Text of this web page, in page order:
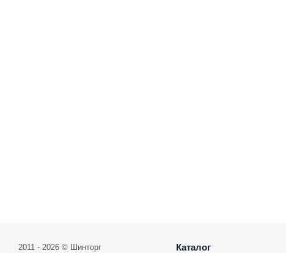
2011 - 2026 © Шинторг Каталог